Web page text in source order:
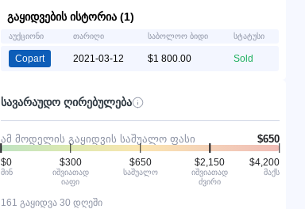
გაყიდვების ისტორია (1)
აუქციონი თარიღი საბოლოო ბიდი სტატუსი
Copart 2021-03-12 $1 800.00 Sold
სავარაუდო ღირებულება
ამ მოდელის გაყიდვის საშუალო ფასი $650
$0
მინ
$300
იშვიათად
იაფი
$650
საშუალო
$2,150
იშვიათად
ძვირი
$4,200
მაქს
161 გაყიდვა 30 დღეში